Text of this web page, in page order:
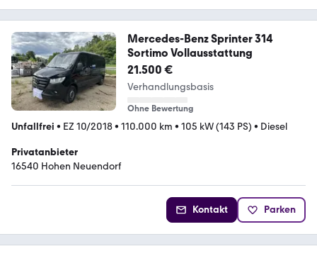
Mercedes-Benz Sprinter 314
Sortimo Vollausstattung
21.500 €
Verhandlungsbasis
Ohne Bewertung
Unfallfrei • EZ 10/2018• 110.000 km • 105 kW (143 PS) • Diesel
Privatanbieter
16540 Hohen Neuendorf
Kontakt Parken